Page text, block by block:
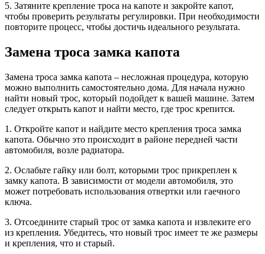
5. Затяните крепление троса на капоте и закройте капот,
чтобы проверить результаты регулировки. При необходимости
повторите процесс, чтобы достичь идеального результата.
Замена троса замка капота
Замена троса замка капота – несложная процедура, которую
можно выполнить самостоятельно дома. Для начала нужно
найти новый трос, который подойдет к вашей машине. Затем
следует открыть капот и найти место, где трос крепится.
1. Откройте капот и найдите место крепления троса замка
капота. Обычно это происходит в районе передней части
автомобиля, возле радиатора.
2. Ослабьте гайку или болт, которыми трос прикреплен к
замку капота. В зависимости от модели автомобиля, это
может потребовать использования отвертки или гаечного
ключа.
3. Отсоедините старый трос от замка капота и извлеките его
из крепления. Убедитесь, что новый трос имеет те же размеры
и крепления, что и старый.